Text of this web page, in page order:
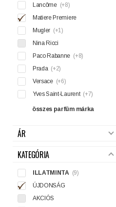
Lancôme (+8)
Matiere Premiere
Mugler (+1)
Nina Ricci
Paco Rabanne (+8)
Prada (+2)
Versace (+6)
Yves Saint-Laurent (+7)
összes parfüm márka
ÁR
KATEGÓRIA
ILLATMINTA (9)
ÚJDONSÁG
AKCIÓS